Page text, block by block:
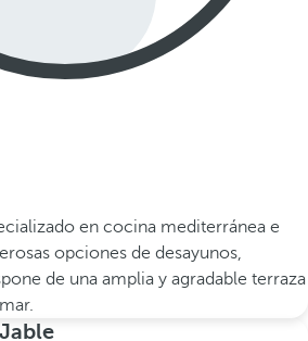
en cocina mediterránea e
opciones de desayunos,
de una amplia y agradable terraza